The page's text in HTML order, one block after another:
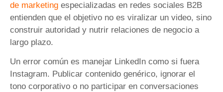
de marketing especializadas en redes sociales B2B
entienden que el objetivo no es viralizar un video, sino
construir autoridad y nutrir relaciones de negocio a
largo plazo.
Un error común es manejar LinkedIn como si fuera
Instagram. Publicar contenido genérico, ignorar el
tono corporativo o no participar en conversaciones